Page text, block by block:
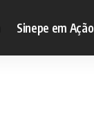
Sinepe em Ação